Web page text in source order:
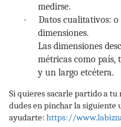
medirse.
-
Datos cualitativos:
dimensiones.
Las dimensiones
métricas como país,
y un largo etcétera.
Si quieres sacarle partido a
dudes en pinchar la siguiente
ayudarte: https://